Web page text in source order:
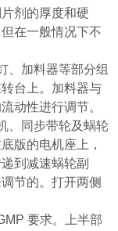
片剂的厚度和硬
在一般情况下不
、加料器等部分组
台上。加料器与
动性进行调节。
、同步带轮及蜗轮
版的电机座上，
到减速蜗轮副
节的。打开两侧
要求。上半部